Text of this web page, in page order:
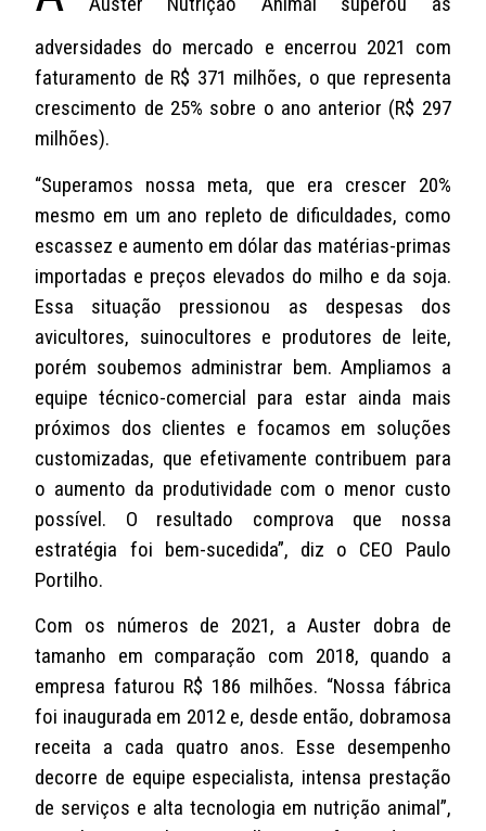
adversidades do mercado e encerrou 2021 com
faturamento de R$ 371 milhões, o que representa
crescimento de 25% sobre o ano anterior (R$ 297
milhões).
“Superamos nossa meta, que era crescer 20%
mesmo em um ano repleto de dificuldades, como
escassez e aumento em dólar das matérias-primas
importadas e preços elevados do milho e da soja.
Essa situação pressionou as despesas dos
avicultores, suinocultores e produtores de leite,
porém soubemos administrar bem. Ampliamos a
equipe técnico-comercial para estar ainda mais
próximos dos clientes e focamos em soluções
customizadas, que efetivamente contribuem para
o aumento da produtividade com o menor custo
possível. O resultado comprova que nossa
estratégia foi bem-sucedida”, diz o CEO Paulo
Portilho.
Com os números de 2021, a Auster dobra de
tamanho em comparação com 2018, quando a
empresa faturou R$ 186 milhões. “Nossa fábrica
foi inaugurada em 2012 e, desde então, dobramosa
receita a cada quatro anos. Esse desempenho
decorre de equipe especialista, intensa prestação
de serviços e alta tecnologia em nutrição animal”,